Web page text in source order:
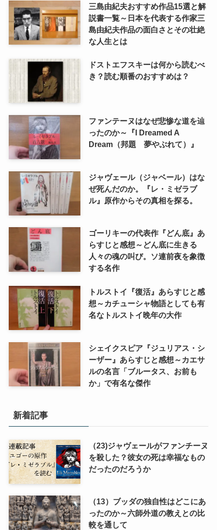
三島由紀夫おすすめ作品15選と解
説書一覧～日本を代表する作家三
島由紀夫作品の面白さとその壮絶
な人生とは
ドストエフスキーは何から読むべ
き？読む順番のおすすめは？
ファンテーヌはなぜ悲惨な道を辿
ったのか～『I Dreamed A
Dream（邦題 夢やぶれて）』
ジャヴェール（ジャベール）はな
ぜ死んだのか。『レ・ミゼラブ
ル』原作からその真相を探る。
ゴーリキーの代表作『どん底』あ
らすじと感想～どん底に生きる
人々の魂の叫び。ソ連前夜を象徴
する名作
トルストイ『復活』あらすじと感
想～カチューシャ物語としても有
名なトルストイ晩年の大作
シェイクスピア『ジュリアス・シ
ーザー』あらすじと感想～カエサ
ルの名言「ブルータス、お前も
か」で有名な傑作
新着記事
（23)ジャヴェールがファンチーヌ
を殺した？彼女の死は幸福なもの
だったのだろうか
（13）ブッダの独自性はどこにあ
ったのか～六師外道の教えとの比
較を通して